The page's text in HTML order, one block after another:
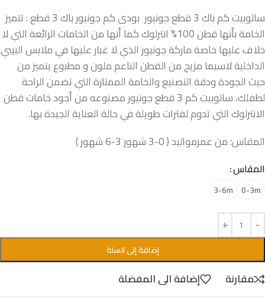
سالوبيت كم باك 3 قطع جونيور بودى كم جونيور باك 3 قطع : تتميز
الخامة بأنها قطن 100% انترلوك كما أنها من الخامات الرائعة التي لا
خلاف عليها خاصة ماركة جونيور الذي لا غبار عليها في ملابس البيبي
الداخلية لاسيما مزيج من القطن الناعم ملون و مطبوع يتميز من
حيث الجودة ودقة التصنيع والخامة الممتازة التي تضمن الراحة
لطفلك، سالوبيت كم 3 قطع جونيور مصنوعه من أجود خامات قطن
الانترلوك التي تدوم لفترات طويلة في حالة العناية الجيدة بها.
المقاس: من عمرمواليد ( 0-3 شهور 3-6 شهور )
المقاس
0-3m
3-6m
إضافة إلى السلة
مقارنة
إضافة الى المفضلة